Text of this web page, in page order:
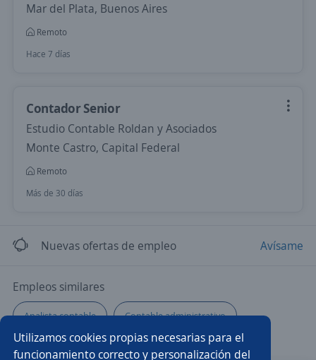
Utilizamos cookies propias necesarias para el
funcionamiento correcto y personalización del
Mar del Plata, Buenos Aires
Remoto
Hace 7 días
Contador Senior
Estudio Contable Roldan y Asociados
Monte Castro, Capital Federal
Remoto
Más de 30 días
Nuevas ofertas de empleo Avísame
Empleos similares
Analista contable Contable administrativo
Especialista en contabilidad Administrativo/a